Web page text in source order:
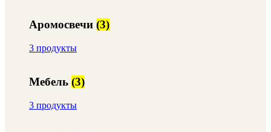
Аромосвечи (3)
3 продукты
Мебель (3)
3 продукты